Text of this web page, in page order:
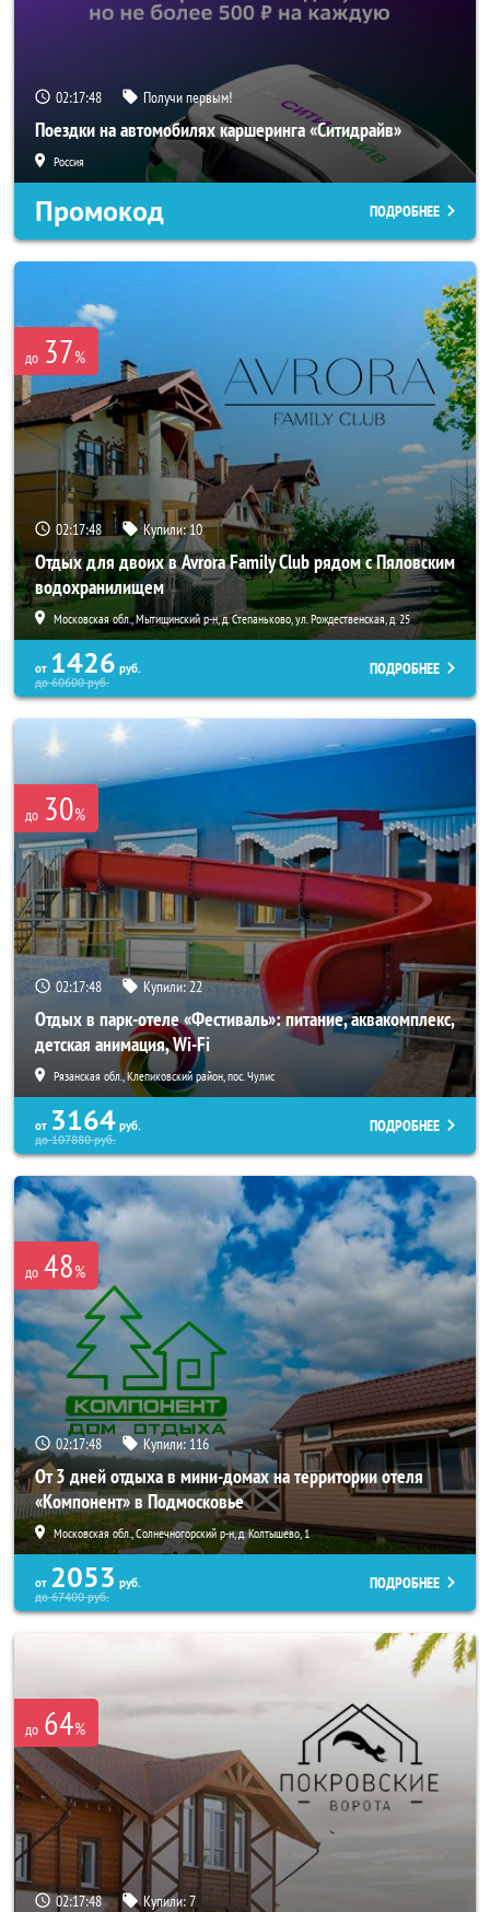
02:17:46 Получи первым!
Поездки на автомобилях каршеринга «Ситидрайв»
Россия
Промокод ПОДРОБНЕЕ
до 37%
02:17:46 Купили:10
Отдых для двоих в Avrora Family Club рядом с Пяловским
водохранилищем
Московская обл., Мытищинский р-н, д. Степаньково, ул. Рождественская, д. 25
от 1426 руб.
до60600руб.
ПОДРОБНЕЕ
до 30%
02:17:46 Купили:22
Отдых в парк-отеле «Фестиваль»: питание, аквакомплекс,
детская анимация, Wi-Fi
Рязанская обл., Клепиковский район, пос. Чулис
от 3164 руб.
до107880руб.
ПОДРОБНЕЕ
до 48%
02:17:46 Купили: 116
От 3 дней отдыха в мини-домах на территории отеля
«Компонент» в Подмосковье
Московская обл., Солнечногорский р-н, д. Колтышево, 1
от 2053 руб.
до67400руб.
ПОДРОБНЕЕ
до 64%
02:17:46 Купили:7